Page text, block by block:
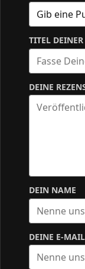
TITEL
DEINE
DEIN NAME
DEINE E-